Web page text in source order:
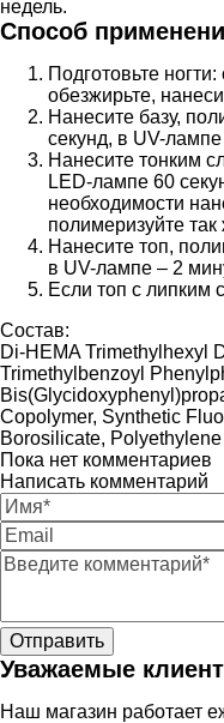
недель.
Способ
Подготовьте
обезжирьте,
Нанесите базу,
секунд, в UV-
Нанесите тонким
LED-лампе 60
необходимости
полимеризуйте так
Нанесите топ,
в UV-лампе – 2
Если топ с липким
Состав:
Di-HEMA Trimethylhexyl
Trimethylbenzoyl
Copolymer, Synthetic
Borosilicate,
Пока нет комментариев
Написать комментарий
Уважаемые
Наш магазин работает